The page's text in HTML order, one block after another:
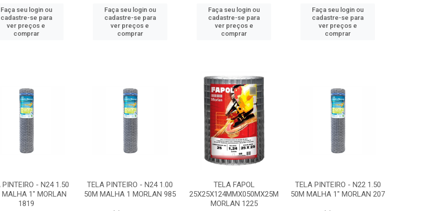
Faça seu login ou
cadastre-se para
ver preços e
comprar
Faça seu login ou
cadastre-se para
ver preços e
comprar
Faça seu login ou
cadastre-se para
ver preços e
comprar
Faça seu login ou
cadastre-se para
ver preços e
comprar
PINTEIRO - N24 1.50
MALHA 1" MORLAN
1819
TELA PINTEIRO - N24 1.00
50M MALHA 1 MORLAN 985
TELA FAPOL
25X25X124MMX050MX25M
MORLAN 1225
TELA PINTEIRO - N22 1.50
50M MALHA 1" MORLAN 207